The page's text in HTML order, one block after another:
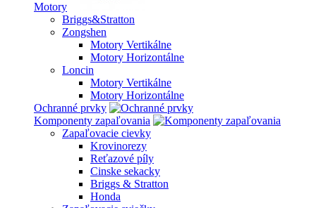
Motory
Briggs&Stratton
Zongshen
Motory Vertikálne
Motory Horizontálne
Loncin
Motory Vertikálne
Motory Horizontálne
Ochranné prvky
Komponenty zapaľovania
Zapaľovacie cievky
Krovinorezy
Reťazové píly
Cinske sekacky
Briggs & Stratton
Honda